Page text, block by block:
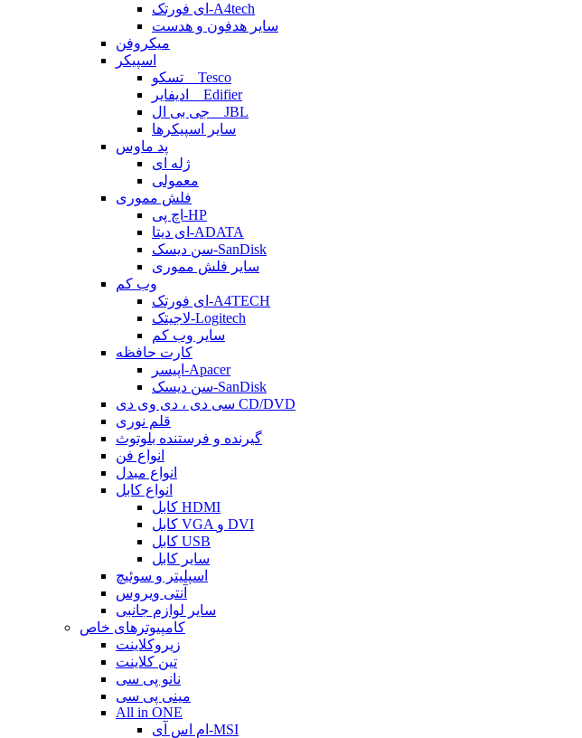
ای فورتک-A4tech
سایر هدفون و هدست
میکروفن
اسپیکر
تسکو _ Tesco
ادیفایر _ Edifier
جی بی ال _ JBL
سایر اسپیکرها
پد ماوس
ژله ای
معمولی
فلش مموری
اچ پی-HP
ای دیتا-ADATA
سن دیسک-SanDisk
سایر فلش مموری
وب کم
ای فورتک-A4TECH
لاجیتک-Logitech
سایر وب کم
کارت حافظه
اپیسر-Apacer
سن دیسک-SanDisk
سی دی ، دی وی دی CD/DVD
قلم نوری
گیرنده و فرستنده بلوتوث
انواع فن
انواع مبدل
انواع کابل
کابل HDMI
کابل VGA و DVI
کابل USB
سایر کابل
اسپلیتر و سوئیچ
آنتی ویروس
سایر لوازم جانبی
کامپیوترهای خاص
زیروکلاینت
تین کلاینت
نانو پی سی
مینی پی سی
All in ONE
ام اس آی-MSI